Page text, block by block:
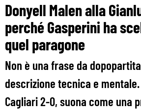
Donyell Malen alla
perché Gasperini ha
quel paragone
Non è una frase da
descrizione tecnica e
Cagliari 2-0, suona come una